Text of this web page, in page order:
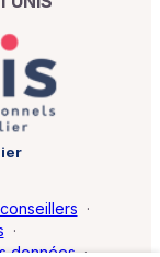
·
·
données ·